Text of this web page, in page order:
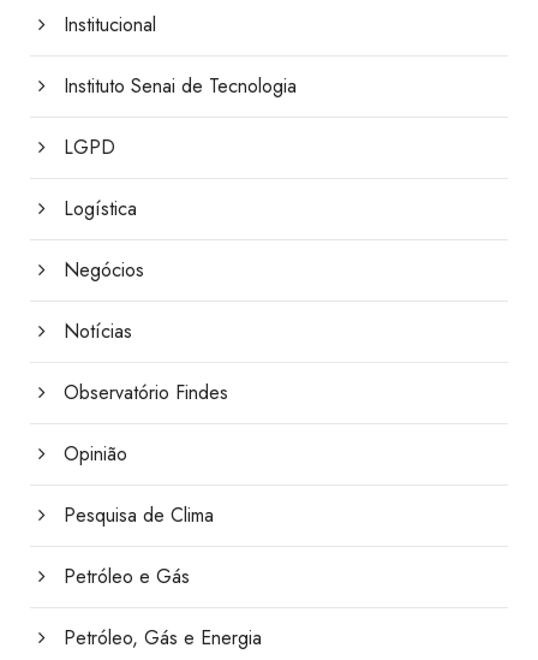
Institucional
Instituto Senai de Tecnologia
LGPD
Logística
Negócios
Notícias
Observatório Findes
Opinião
Pesquisa de Clima
Petróleo e Gás
Petróleo, Gás e Energia